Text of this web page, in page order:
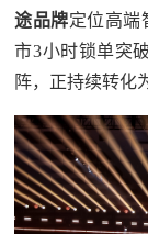
途品牌定位高端
市3小时锁单突
阵，正持续转化